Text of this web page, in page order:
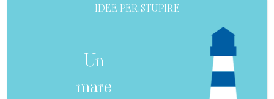
IDEE PER STUPIRE
Un
mare